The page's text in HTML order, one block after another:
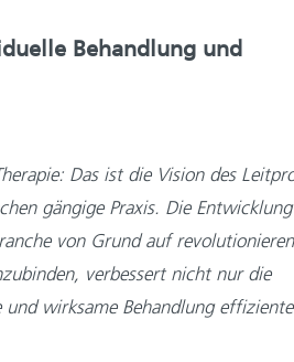
Behandlung und
Das ist die Vision des
gängige Praxis. Die
von Grund auf
verbessert nicht nur die
wirksame Behandlung